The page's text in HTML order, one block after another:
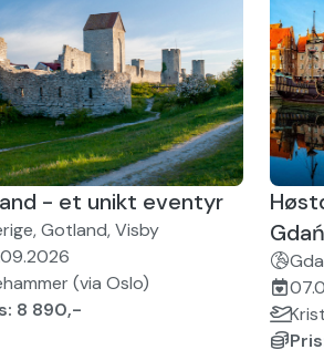
- et unikt eventyr
Gotland, Visby
(via Oslo)
8 890,-